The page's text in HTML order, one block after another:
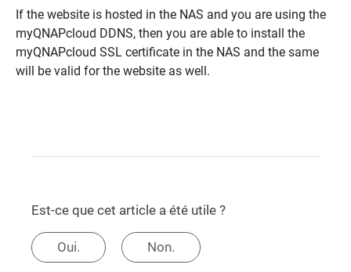
If the website is hosted in the NAS and you are using the
myQNAPcloud DDNS, then you are able to install the
myQNAPcloud SSL certificate in the NAS and the same
will be valid for the website as well.
Est-ce que cet article a été utile ?
Oui. Non.